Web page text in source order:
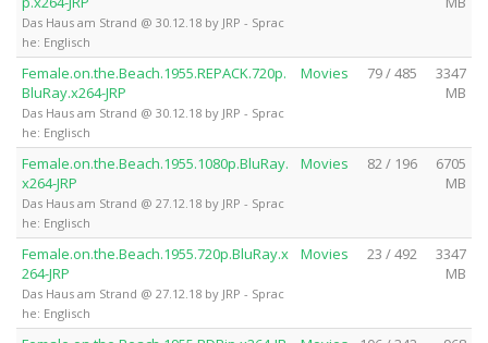
Das Haus am Strand @ 30.12.18 by JRP - Sprac
he: Englisch
Female.on.the.Beach.1955.REPACK.720p.
BluRay.x264-JRP
Das Haus am Strand @ 30.12.18 by JRP - Sprac
he: Englisch
Movies 79 / 485
3347
MB
Female.on.the.Beach.1955.1080p.BluRay.
x264-JRP
Das Haus am Strand @ 27.12.18 by JRP - Sprac
he: Englisch
Movies 82 / 196
6705
MB
Female.on.the.Beach.1955.720p.BluRay.x
264-JRP
Das Haus am Strand @ 27.12.18 by JRP - Sprac
he: Englisch
Movies 23 / 492
3347
MB